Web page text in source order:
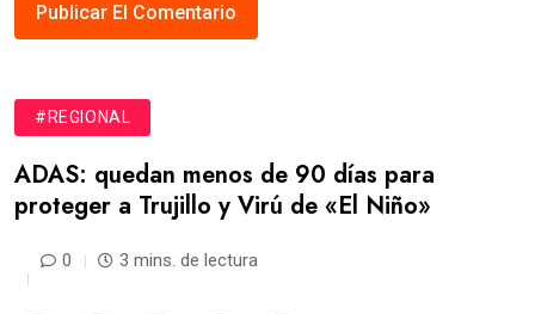
#REGIONAL
ADAS: quedan menos de 90 días para
proteger a Trujillo y Virú de «El Niño»
0 3 mins. de lectura